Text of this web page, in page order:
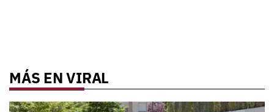
MÁS EN VIRAL